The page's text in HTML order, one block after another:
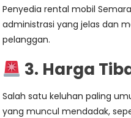
Penyedia rental mobil
administrasi yang jelas dan
pelanggan.
3. Harga
Salah satu keluhan paling
yang muncul mendadak,